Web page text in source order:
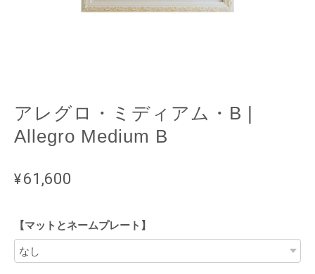
アレグロ・ミディアム・B |
Allegro Medium B
¥61,600
【マットとネームプレート】